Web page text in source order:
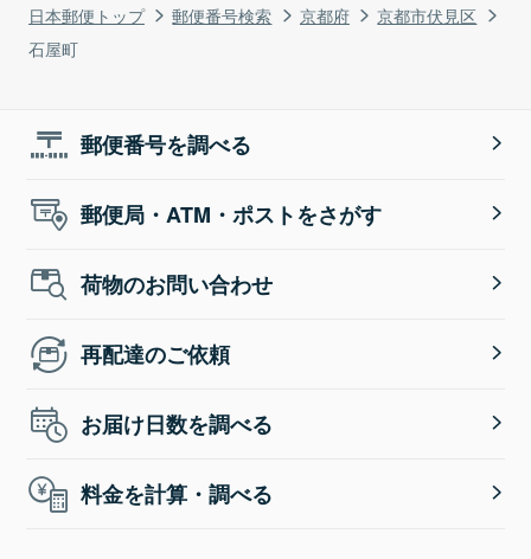
日本郵便トップ 郵便番号検索 京都府
京都市伏見区
石屋町
郵便番号を調べる
郵便局・ATM・ポストをさがす
荷物のお問い合わせ
再配達のご依頼
お届け日数を調べる
料金を計算・調べる